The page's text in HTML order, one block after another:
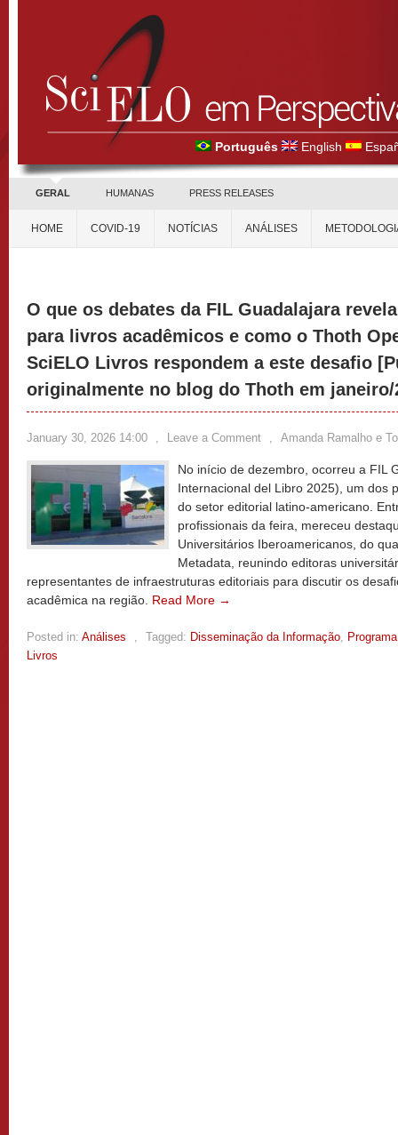
Português English
GERAL HUMANAS PRESS RELEASES
HOME COVID-19 NOTÍCIAS ANÁLISES
O que os debates da FIL Guadalajara
para livros acadêmicos e como o Thoth
SciELO Livros respondem a este desafio
originalmente no blog do Thoth em janeiro/
January 30, 2026 14:00 , Leave a Comment , Amanda Ramalho e
No início de dezembro, ocorreu a FIL
Internacional del Libro 2025), um dos
do setor editorial latino-americano.
profissionais da feira, mereceu
Universitários Iberoamericanos, do
Metadata, reunindo editoras
representantes de infraestruturas editoriais para discutir os
acadêmica na região. Read More →
Posted in: Análises , Tagged: Disseminação da Informação,
Livros